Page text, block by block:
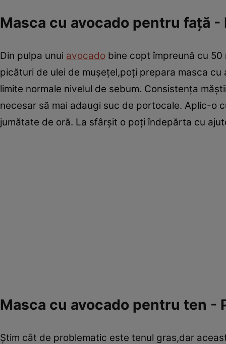
Masca cu avocado pentru faţă
Din pulpa unui avocado bine copt împreună cu 50
picături de ulei de muşeţel,poţi prepara masca
limite normale nivelul de sebum. Consistenţa
necesar să mai adaugi suc de portocale. Aplic-o
jumătate de oră. La sfârşit o poţi îndepărta cu
Masca cu avocado pentru ten -
Ştim cât de problematic este tenul gras,dar